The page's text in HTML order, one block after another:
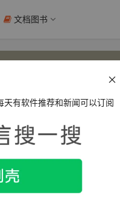
文档图书
有软件推荐和新闻可以订阅